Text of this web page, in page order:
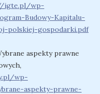
igte.pl/wp-
Budowy-Kapitalu-
polskiej-gospodarki.pdf
aspekty prawne
wp-
aspekty-prawne-